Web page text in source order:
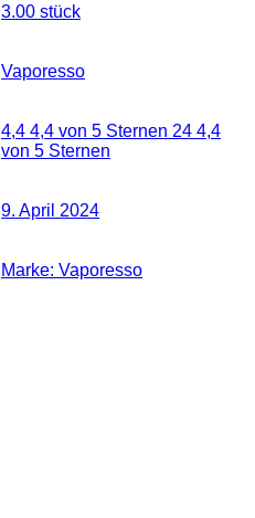
‎3.00 stück
Vaporesso
4,4 4,4 von 5 Sternen 24 4,4
von 5 Sternen
9. April 2024
Marke: Vaporesso